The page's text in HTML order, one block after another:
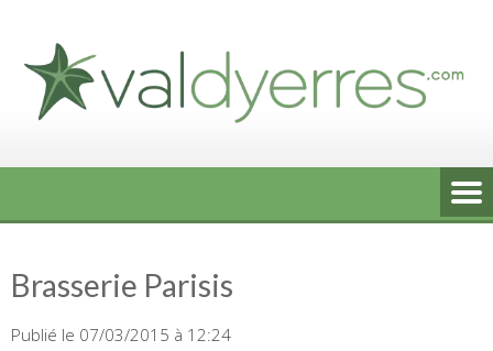
content
Brasserie Parisis
Publié le 07/03/2015 à 12:24